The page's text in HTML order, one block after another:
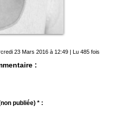
23 Mars 2016 à 12:49 | Lu 485 fois
:
publiée) * :